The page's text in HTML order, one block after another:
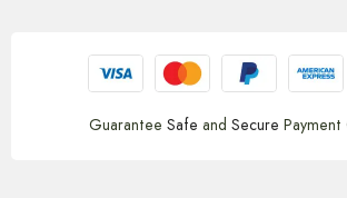
Guarantee Safe and Secure